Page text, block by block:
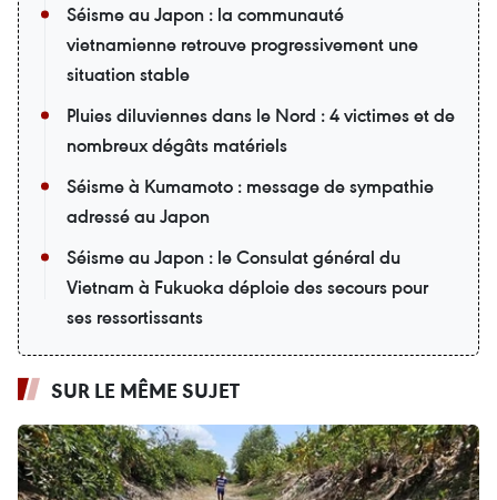
Séisme au Japon : la communauté
vietnamienne retrouve progressivement une
situation stable
Pluies diluviennes dans le Nord : 4 victimes et de
nombreux dégâts matériels
Séisme à Kumamoto : message de sympathie
adressé au Japon
Séisme au Japon : le Consulat général du
Vietnam à Fukuoka déploie des secours pour
ses ressortissants
SUR LE MÊME SUJET